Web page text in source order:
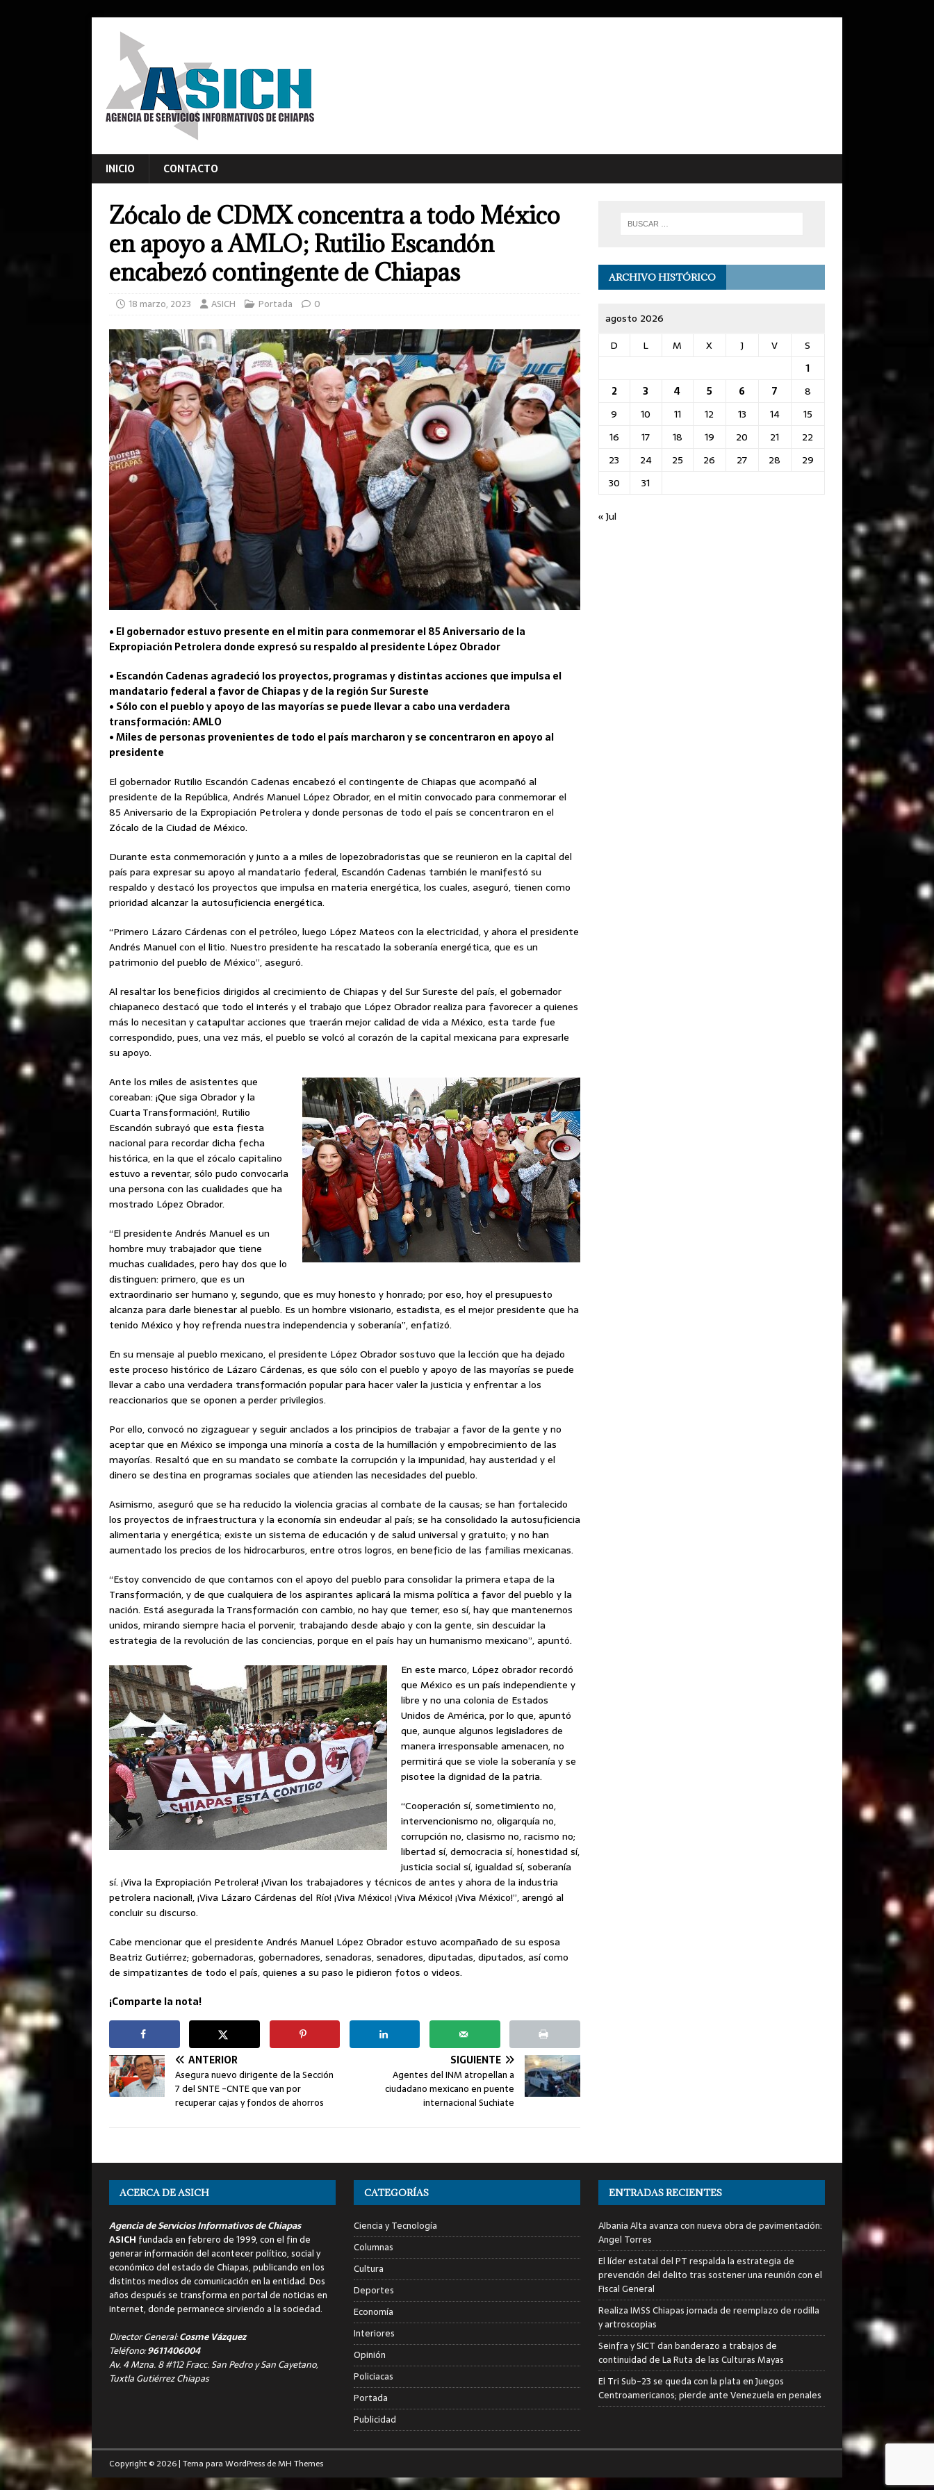
INICIO CONTACTO
Zócalo de CDMX concentra a todo México
en apoyo a AMLO; Rutilio Escandón
encabezó contingente de Chiapas
18 marzo, 2023 ASICH Portada 0
• El gobernador estuvo presente en el mitin para conmemorar el 85 Aniversario de la
Expropiación Petrolera donde expresó su respaldo al presidente López Obrador
• Escandón Cadenas agradeció los proyectos, programas y distintas acciones que impulsa el
mandatario federal a favor de Chiapas y de la región Sur Sureste
• Sólo con el pueblo y apoyo de las mayorías se puede llevar a cabo una verdadera
transformación: AMLO
• Miles de personas provenientes de todo el país marcharon y se concentraron en apoyo al
presidente
El gobernador Rutilio Escandón Cadenas encabezó el contingente de Chiapas que acompañó al
presidente de la República, Andrés Manuel López Obrador, en el mitin convocado para conmemorar el
85 Aniversario de la Expropiación Petrolera y donde personas de todo el país se concentraron en el
Zócalo de la Ciudad de México.
Durante esta conmemoración y junto a a miles de lopezobradoristas que se reunieron en la capital del
país para expresar su apoyo al mandatario federal, Escandón Cadenas también le manifestó su
respaldo y destacó los proyectos que impulsa en materia energética, los cuales, aseguró, tienen como
prioridad alcanzar la autosuficiencia energética.
“Primero Lázaro Cárdenas con el petróleo, luego López Mateos con la electricidad, y ahora el presidente
Andrés Manuel con el litio. Nuestro presidente ha rescatado la soberanía energética, que es un
patrimonio del pueblo de México”, aseguró.
Al resaltar los beneficios dirigidos al crecimiento de Chiapas y del Sur Sureste del país, el gobernador
chiapaneco destacó que todo el interés y el trabajo que López Obrador realiza para favorecer a quienes
más lo necesitan y catapultar acciones que traerán mejor calidad de vida a México, esta tarde fue
correspondido, pues, una vez más, el pueblo se volcó al corazón de la capital mexicana para expresarle
su apoyo.
Ante los miles de asistentes que
coreaban: ¡Que siga Obrador y la
Cuarta Transformación!, Rutilio
Escandón subrayó que esta fiesta
nacional para recordar dicha fecha
histórica, en la que el zócalo capitalino
estuvo a reventar, sólo pudo convocarla
una persona con las cualidades que ha
mostrado López Obrador.
“El presidente Andrés Manuel es un
hombre muy trabajador que tiene
muchas cualidades, pero hay dos que lo
distinguen: primero, que es un
extraordinario ser humano y, segundo, que es muy honesto y honrado; por eso, hoy el presupuesto
alcanza para darle bienestar al pueblo. Es un hombre visionario, estadista, es el mejor presidente que ha
tenido México y hoy refrenda nuestra independencia y soberanía”, enfatizó.
En su mensaje al pueblo mexicano, el presidente López Obrador sostuvo que la lección que ha dejado
este proceso histórico de Lázaro Cárdenas, es que sólo con el pueblo y apoyo de las mayorías se puede
llevar a cabo una verdadera transformación popular para hacer valer la justicia y enfrentar a los
reaccionarios que se oponen a perder privilegios.
Por ello, convocó no zigzaguear y seguir anclados a los principios de trabajar a favor de la gente y no
aceptar que en México se imponga una minoría a costa de la humillación y empobrecimiento de las
mayorías. Resaltó que en su mandato se combate la corrupción y la impunidad, hay austeridad y el
dinero se destina en programas sociales que atienden las necesidades del pueblo.
Asimismo, aseguró que se ha reducido la violencia gracias al combate de la causas; se han fortalecido
los proyectos de infraestructura y la economía sin endeudar al país; se ha consolidado la autosuficiencia
alimentaria y energética; existe un sistema de educación y de salud universal y gratuito; y no han
aumentado los precios de los hidrocarburos, entre otros logros, en beneficio de las familias mexicanas.
“Estoy convencido de que contamos con el apoyo del pueblo para consolidar la primera etapa de la
Transformación, y de que cualquiera de los aspirantes aplicará la misma política a favor del pueblo y la
nación. Está asegurada la Transformación con cambio, no hay que temer, eso sí, hay que mantenernos
unidos, mirando siempre hacia el porvenir, trabajando desde abajo y con la gente, sin descuidar la
estrategia de la revolución de las conciencias, porque en el país hay un humanismo mexicano”, apuntó.
En este marco, López obrador recordó
que México es un país independiente y
libre y no una colonia de Estados
Unidos de América, por lo que, apuntó
que, aunque algunos legisladores de
manera irresponsable amenacen, no
permitirá que se viole la soberanía y se
pisotee la dignidad de la patria.
“Cooperación sí, sometimiento no,
intervencionismo no, oligarquía no,
corrupción no, clasismo no, racismo no;
libertad sí, democracia sí, honestidad sí,
justicia social sí, igualdad sí, soberanía
sí. ¡Viva la Expropiación Petrolera! ¡Vivan los trabajadores y técnicos de antes y ahora de la industria
petrolera nacional!, ¡Viva Lázaro Cárdenas del Río! ¡Viva México! ¡Viva México! ¡Viva México!”, arengó al
concluir su discurso.
Cabe mencionar que el presidente Andrés Manuel López Obrador estuvo acompañado de su esposa
Beatriz Gutiérrez; gobernadoras, gobernadores, senadoras, senadores, diputadas, diputados, así como
de simpatizantes de todo el país, quienes a su paso le pidieron fotos o videos.
¡Comparte la nota!
ANTERIOR
Asegura nuevo dirigente de la Sección
7 del SNTE -CNTE que van por
recuperar cajas y fondos de ahorros
SIGUIENTE
Agentes del INM atropellan a
ciudadano mexicano en puente
internacional Suchiate
ARCHIVO HISTÓRICO
agosto 2026
D
L M X J V
S
1
2
3 4 5 6 7
8
9
10 11 12 13 14
15
16
17 18 19 20 21
22
23
24 25 26 27 28
29
30
31
« Jul
ACERCA DE ASICH
Agencia de Servicios Informativos de Chiapas
ASICH fundada en febrero de 1999, con el fin de
generar información del acontecer político, social y
económico del estado de Chiapas, publicando en los
distintos medios de comunicación en la entidad. Dos
años después se transforma en portal de noticias en
internet, donde permanece sirviendo a la sociedad.
Director General:Cosme Vázquez
Teléfono:9611406004
Av. 4 Mzna. 8 #112 Fracc. San Pedro y San Cayetano,
Tuxtla Gutiérrez Chiapas
CATEGORÍAS
Ciencia y Tecnología
Columnas
Cultura
Deportes
Economía
Interiores
Opinión
Policiacas
Portada
Publicidad
ENTRADAS RECIENTES
Albania Alta avanza con nueva obra de pavimentación:
Angel Torres
El líder estatal del PT respalda la estrategia de
prevención del delito tras sostener una reunión con el
Fiscal General
Realiza IMSS Chiapas jornada de reemplazo de rodilla
y artroscopias
Seinfra y SICT dan banderazo a trabajos de
continuidad de La Ruta de las Culturas Mayas
El Tri Sub-23 se queda con la plata en Juegos
Centroamericanos; pierde ante Venezuela en penales
Copyright © 2026 | Tema para WordPress deMH Themes